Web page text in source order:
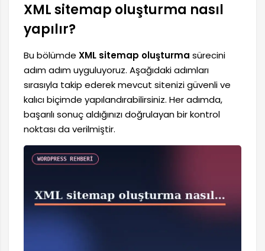
XML sitemap oluşturma nasıl
yapılır?
Bu bölümde XML sitemap oluşturma sürecini
adım adım uyguluyoruz. Aşağıdaki adımları
sırasıyla takip ederek mevcut sitenizi güvenli ve
kalıcı biçimde yapılandırabilirsiniz. Her adımda,
başarılı sonuç aldığınızı doğrulayan bir kontrol
noktası da verilmiştir.